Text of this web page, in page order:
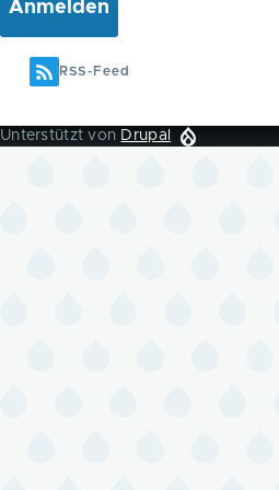
RSS-Feed
Unterstützt von Drupal